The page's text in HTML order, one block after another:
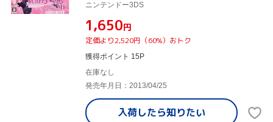
ニンテンドー3DS
¥1,650円
定価より2,520円（60%）おトク
獲得ポイント 15P
在庫なし
発売年月日：2013/04/25
入荷したら知りたい